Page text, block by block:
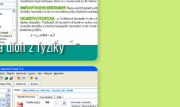
úloh z fyziky